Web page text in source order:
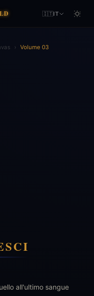
🇮🇹IT
› Volume 03
all'ultimo sangue